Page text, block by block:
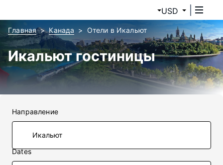
USD
Главная Канада Отели в Икальют
Икальют гостиницы
Направление
Dates